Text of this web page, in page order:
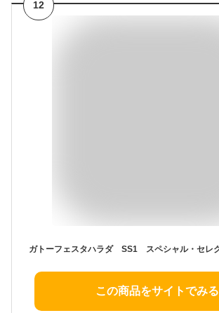
12
この商品をサイトでみる